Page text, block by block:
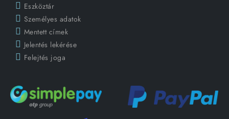
Eszköztár
Személyes adatok
Mentett címek
Jelentés lekérése
Felejtés joga